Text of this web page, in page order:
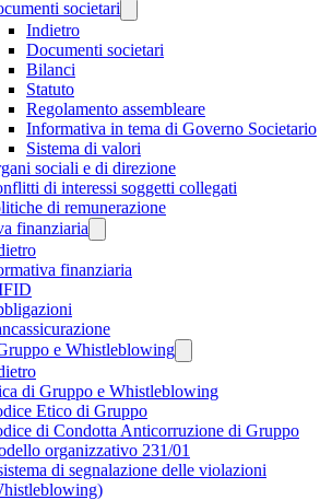
societari
Indietro
Documenti societari
Bilanci
Statuto
Regolamento assembleare
Informativa in tema di Governo Societario
Sistema di valori
sociali e di direzione
di interessi soggetti collegati
di remunerazione
finanziaria
finanziaria
e Whistleblowing
di Gruppo e Whistleblowing
Etico di Gruppo
di Condotta Anticorruzione di Gruppo
organizzativo 231/01
di segnalazione delle violazioni